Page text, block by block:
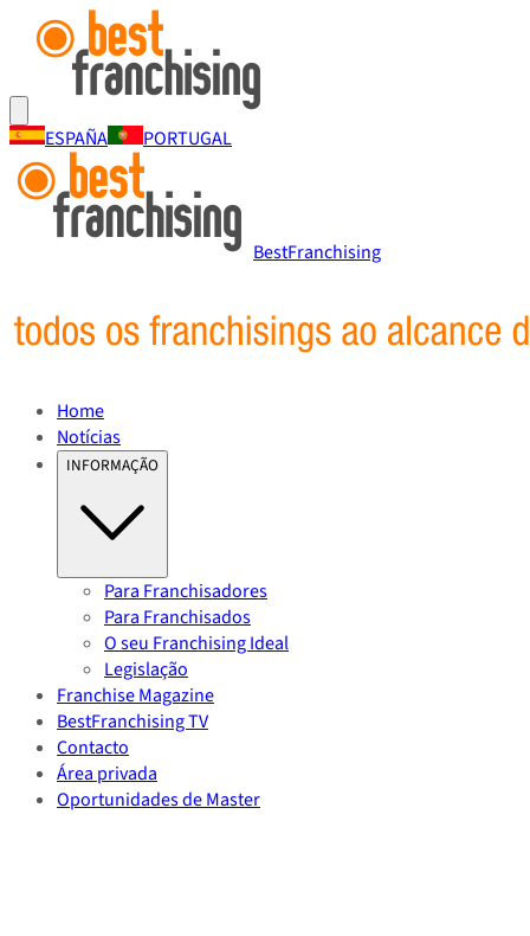
ESPAÑA PORTUGAL
BestFranchising
Home
Notícias
INFORMAÇÃO
Para Franchisadores
Para Franchisados
O seu Franchising Ideal
Legislação
Franchise Magazine
BestFranchising TV
Contacto
Área privada
Oportunidades de Master